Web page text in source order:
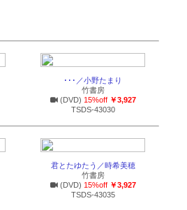
･･･／小野たまり
竹書房
(DVD) 15%off ￥3,927
TSDS-43030
君とたゆたう／時希美穂
竹書房
(DVD) 15%off ￥3,927
TSDS-43035